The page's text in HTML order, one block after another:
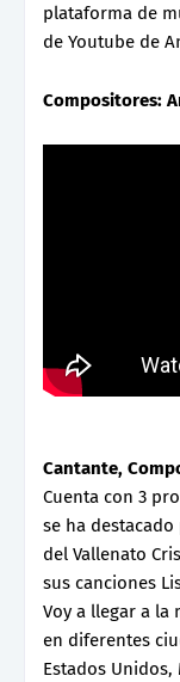
plataforma de
de Youtube de
Compositores:
Cantante,
Cuenta con 3
se ha
del Vallenato
sus canciones
Voy a llegar a la
en diferentes
Estados